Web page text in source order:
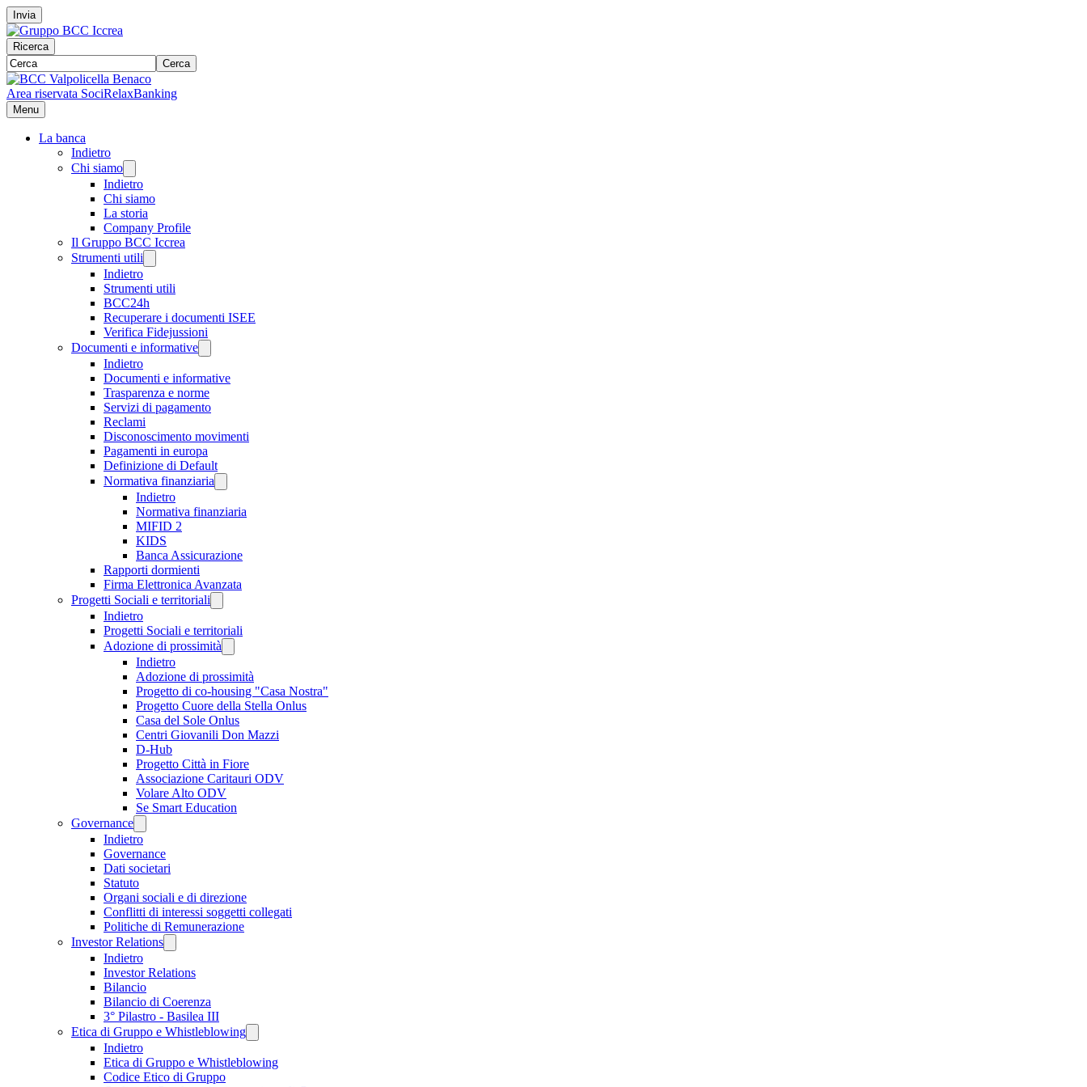
Invia
Ricerca
Cerca
Area riservata SociRelaxBanking
Menu
La banca
Indietro
Chi siamo
Indietro
Chi siamo
La storia
Company Profile
Il Gruppo BCC Iccrea
Strumenti utili
Indietro
Strumenti utili
BCC24h
Recuperare i documenti ISEE
Verifica Fidejussioni
Documenti e informative
Indietro
Documenti e informative
Trasparenza e norme
Servizi di pagamento
Reclami
Disconoscimento movimenti
Pagamenti in europa
Definizione di Default
Normativa finanziaria
Indietro
Normativa finanziaria
MIFID 2
KIDS
Banca Assicurazione
Rapporti dormienti
Firma Elettronica Avanzata
Progetti Sociali e territoriali
Indietro
Progetti Sociali e territoriali
Adozione di prossimità
Indietro
Adozione di prossimità
Progetto di co-housing "Casa Nostra"
Progetto Cuore della Stella Onlus
Casa del Sole Onlus
Centri Giovanili Don Mazzi
D-Hub
Progetto Città in Fiore
Associazione Caritauri ODV
Volare Alto ODV
Se Smart Education
Governance
Indietro
Governance
Dati societari
Statuto
Organi sociali e di direzione
Conflitti di interessi soggetti collegati
Politiche di Remunerazione
Investor Relations
Indietro
Investor Relations
Bilancio
Bilancio di Coerenza
3° Pilastro - Basilea III
Etica di Gruppo e Whistleblowing
Indietro
Etica di Gruppo e Whistleblowing
Codice Etico di Gruppo